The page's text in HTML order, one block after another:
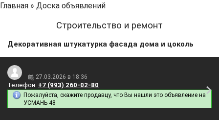
Главная » Доска объявлений
Строительство и ремонт
Декоративная штукатурка фасада дома и цоколь
27.03.2026 в 18:36
Телефон: +7 (993) 260-02-80
Пожалуйста, скажите продавцу, что Вы нашли это объявление на
УСМАНЬ 48